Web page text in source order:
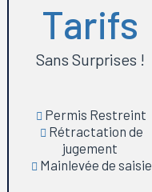
Tarifs
Sans Surprises !
Permis Restreint
Rétractation de
jugement
Mainlevée de saisie